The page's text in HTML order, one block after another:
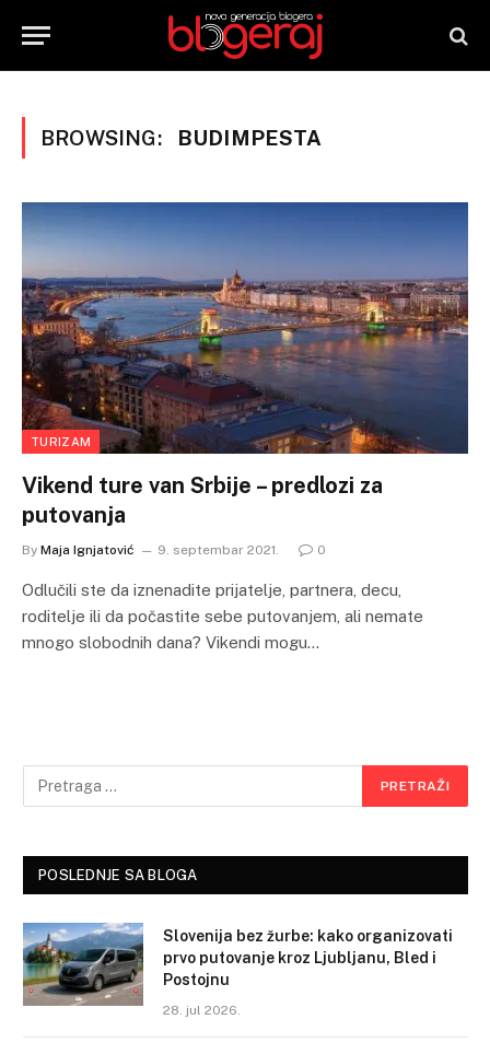
BROWSING: BUDIMPESTA
TURIZAM
Vikend ture van Srbije – predlozi za
putovanja
By Maja Ignjatović 9. septembar 2021. 0
Odlučili ste da iznenadite prijatelje, partnera, decu,
roditelje ili da počastite sebe putovanjem, ali nemate
mnogo slobodnih dana? Vikendi mogu…
POSLEDNJE SA BLOGA
Slovenija bez žurbe: kako organizovati
prvo putovanje kroz Ljubljanu, Bled i
Postojnu
28. jul 2026.